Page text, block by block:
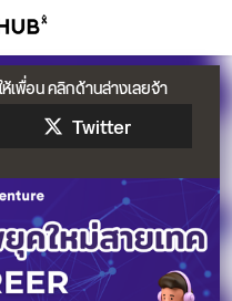
เพื่อน คลิกด้านล่างเลยจ้า
Twitter